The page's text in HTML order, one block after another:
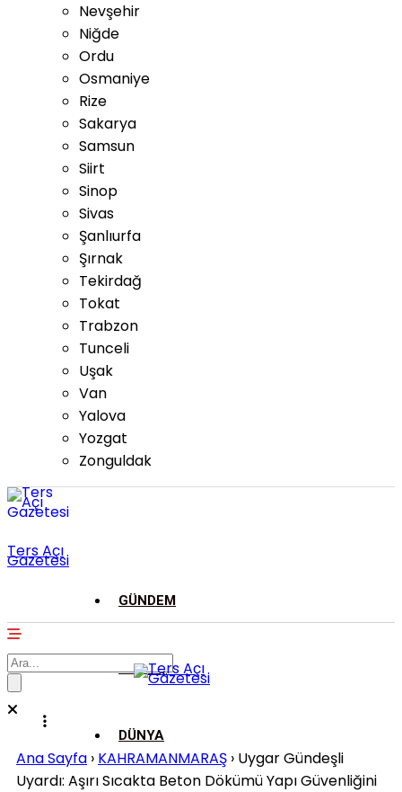
Nevşehir
Niğde
Ordu
Osmaniye
Rize
Sakarya
Samsun
Siirt
Sinop
Sivas
Şanlıurfa
Şırnak
Tekirdağ
Tokat
Trabzon
Tunceli
Uşak
Van
Yalova
Yozgat
Zonguldak
Ters Açı
Gazetesi
GÜNDEM
ASAYİŞ
DÜNYA
Ana Sayfa › KAHRAMANMARAŞ › Uygar Gündeşli
Uyardı: Aşırı Sıcakta Beton Dökümü Yapı Güvenliğini